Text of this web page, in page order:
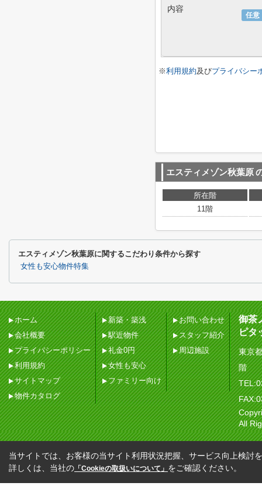
任意
内容
※利用規約及びプライバシー
エスティメゾン秋葉原
所在階
11階
エスティメゾン秋葉原に関するこだわり条件から探す
女性も安心物件特集
ホーム
会社概要
プライバシーポリシー
利用規約
サイトマップ
物件カタログ
新築・築浅
駅近物件
礼金0円
女性も安心
ファミリー向け
お問い合わせ
スタッフ紹介
周辺施設
御茶
ピタ
東京
階
All
当サイトでは、お客様の当サイト利用状況把握、サービス向上検討
詳しくは、当社の 「Cookieの取扱いについて」 をご確認ください。